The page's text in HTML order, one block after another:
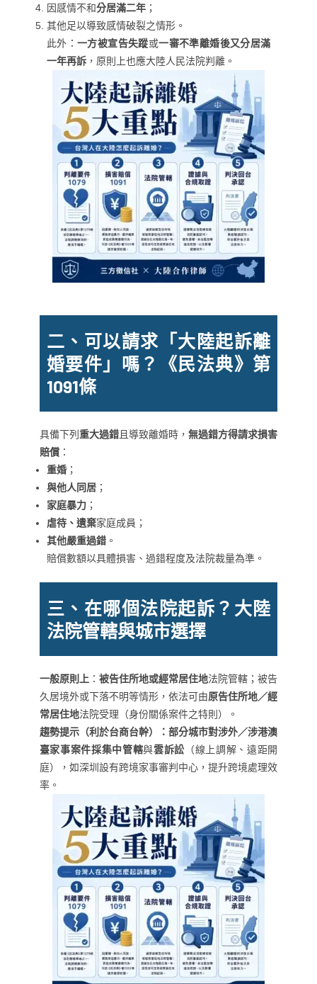
因感情不和分居滿二年；
其他足以導致感情破裂之情形。
此外：一方被宣告失蹤或一審不準離婚後又分居滿
一年再訴，原則上也應大陸人民法院判離。
二、可以請求「大陸起訴離
婚要件」嗎？《民法典》第
1091條
具備下列 重大過錯且導致離婚時，無過錯方得請求損害
賠償：
重婚；
與他人同居；
家庭暴力；
虐待、遺棄家庭成員；
其他嚴重過錯。
賠償數額以具體損害、過錯程度及法院裁量為準。
三、在哪個法院起訴？大陸
法院管轄與城市選擇
一般原則上 ： 被告住所地或經常居住地法院管轄；被告
久居境外或下落不明等情形，依法可由原告住所地／經
常居住地法院受理（身份關係案件之特則）。
趨勢提示（利於台商台幹）：部分城市對涉外／涉港澳
臺家事案件採集中管轄與雲訴訟 （線上調解、遠距開
庭），如深圳設有跨境家事審判中心，提升跨境處理效
率。